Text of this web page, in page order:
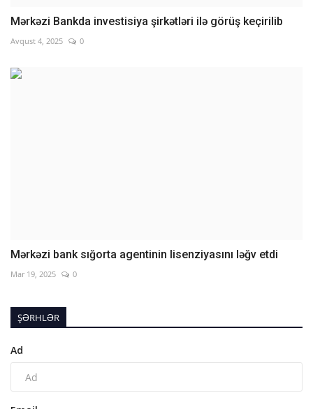
Mərkəzi Bankda investisiya şirkətləri ilə görüş keçirilib
Avqust 4, 2025 0
Mərkəzi bank sığorta agentinin lisenziyasını ləğv etdi
Mar 19, 2025 0
ŞƏRHLƏR
Ad